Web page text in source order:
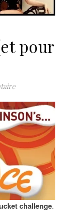
pour
challenge.